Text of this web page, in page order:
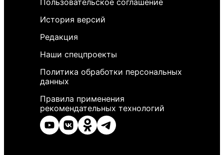
Пользовательское соглашение
История версий
Редакция
Наши спецпроекты
Политика обработки персональных
данных
Правила применения
рекомендательных технологий